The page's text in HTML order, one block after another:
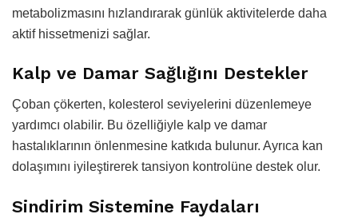
metabolizmasını hızlandırarak günlük aktivitelerde daha
aktif hissetmenizi sağlar.
Kalp ve Damar Sağlığını Destekler
Çoban çökerten, kolesterol seviyelerini düzenlemeye
yardımcı olabilir. Bu özelliğiyle kalp ve damar
hastalıklarının önlenmesine katkıda bulunur. Ayrıca kan
dolaşımını iyileştirerek tansiyon kontrolüne destek olur.
Sindirim Sistemine Faydaları